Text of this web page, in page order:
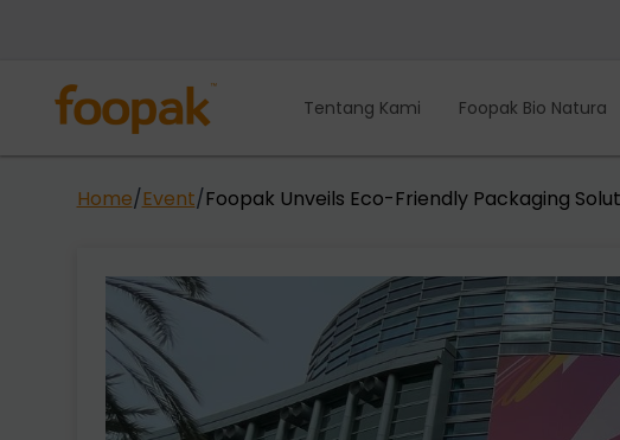
Tentang Kami Foopak Bio Natura
Home/Event/Foopak Unveils Eco-Friendly Packaging